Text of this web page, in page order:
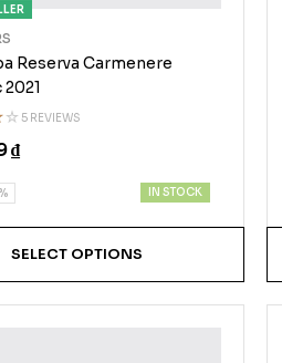
Reserva Carmenere
5 REVIEWS
₫
IN STOCK
SELECT OPTIONS